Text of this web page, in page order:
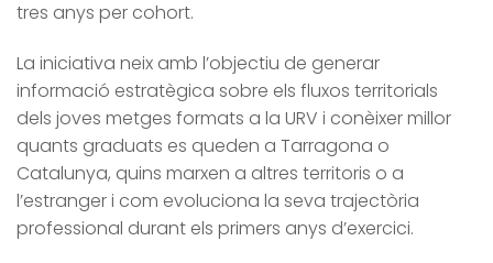
tres anys per cohort.
La iniciativa neix amb l’objectiu de generar
informació estratègica sobre els fluxos territorials
dels joves metges formats a la URV i conèixer millor
quants graduats es queden a Tarragona o
Catalunya, quins marxen a altres territoris o a
l’estranger i com evoluciona la seva trajectòria
professional durant els primers anys d’exercici.